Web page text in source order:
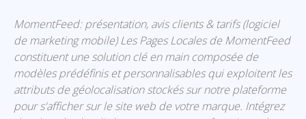
MomentFeed: présentation, avis clients & tarifs (logiciel
de marketing mobile) Les Pages Locales de MomentFeed
constituent une solution clé en main composée de
modèles prédéfinis et personnalisables qui exploitent les
attributs de géolocalisation stockés sur notre plateforme
pour s'afficher sur le site web de votre marque. Intégrez